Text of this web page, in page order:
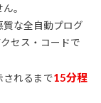
。
な全自動プログ
セス・コードで
れるまで15分程